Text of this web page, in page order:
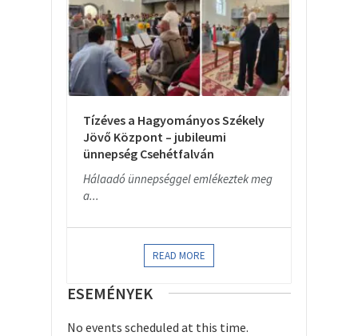
Tízéves a Hagyományos Székely
Jövő Központ – jubileumi
ünnepség Csehétfalván
Hálaadó ünnepséggel emlékeztek meg
a...
READ MORE
ESEMÉNYEK
No events scheduled at this time.